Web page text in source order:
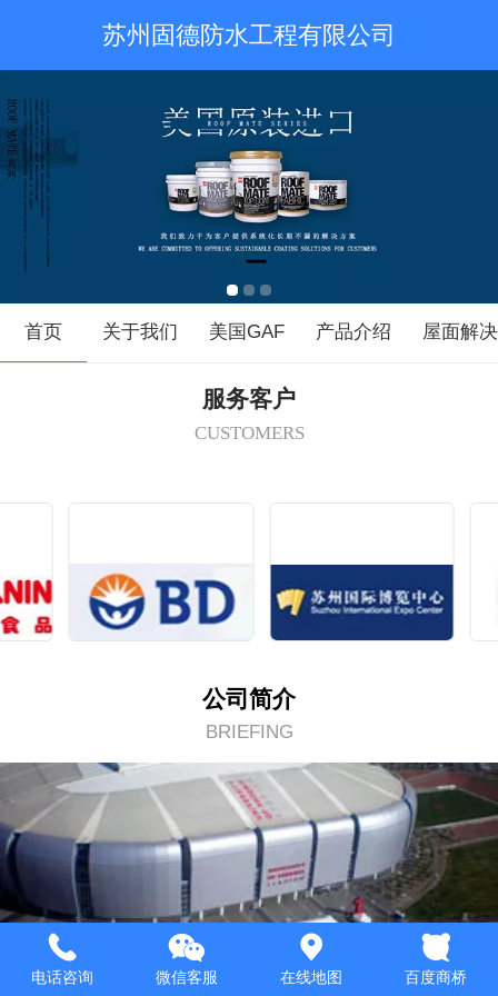
苏州固德防水工程有限公司
首页 关于我们 美国GAF 产品介绍 屋面解
服务客户
CUSTOMERS
公司简介
BRIEFING
电话咨询 微信客服 在线地图 百度商桥